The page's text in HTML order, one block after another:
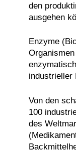
den
ausgehen
Enzyme
industrieller
Von den
100
des